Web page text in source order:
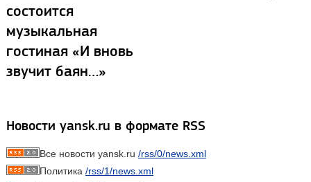
состоится
музыкальная
гостиная «И вновь
звучит баян…»
Новости yansk.ru в формате RSS
Все новости yansk.ru /rss/0/news.xml
Политика /rss/1/news.xml